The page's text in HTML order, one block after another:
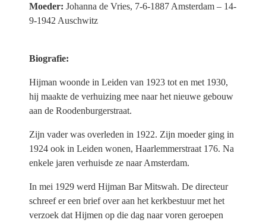
Moeder: Johanna de Vries, 7-6-1887 Amsterdam – 14-
9-1942 Auschwitz
Biografie:
Hijman woonde in Leiden van 1923 tot en met 1930,
hij maakte de verhuizing mee naar het nieuwe gebouw
aan de Roodenburgerstraat.
Zijn vader was overleden in 1922. Zijn moeder ging in
1924 ook in Leiden wonen, Haarlemmerstraat 176. Na
enkele jaren verhuisde ze naar Amsterdam.
In mei 1929 werd Hijman Bar Mitswah. De directeur
schreef er een brief over aan het kerkbestuur met het
verzoek dat Hijmen op die dag naar voren geroepen